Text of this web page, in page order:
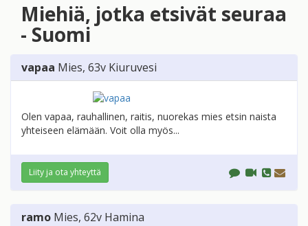
Miehiä, jotka etsivät seuraa
- Suomi
vapaa Mies, 63v Kiuruvesi
Olen vapaa, rauhallinen, raitis, nuorekas mies etsin naista
yhteiseen elämään. Voit olla myös...
Liity ja ota yhteyttä
ramo Mies, 62v Hamina